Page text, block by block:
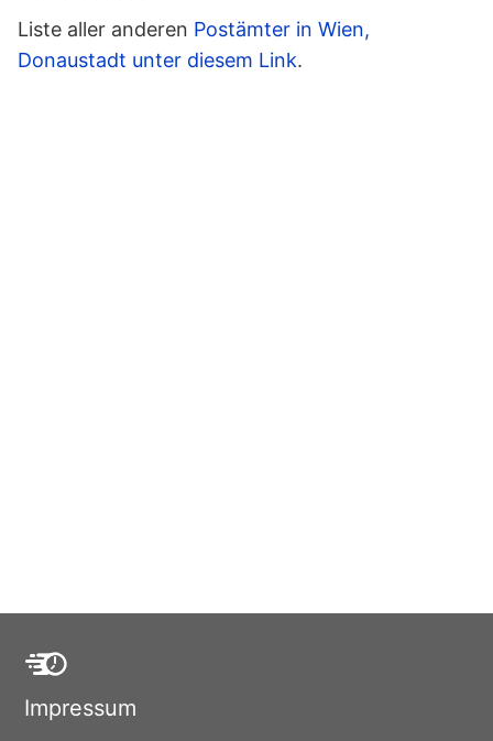
Liste aller anderen Postämter in Wien,
Donaustadt unter diesem Link.
Impressum